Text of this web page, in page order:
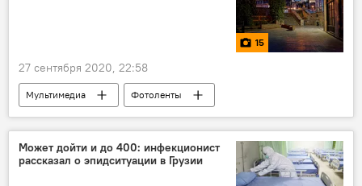
15
27 сентября 2020, 22:58
Мультимедиа
Фотоленты
ЭКОНОМИКА
Грузия
ТУРИЗМ
Коронавирус COVID-19
кризис
новости в фотографиях
фотография
Может дойти и до 400: инфекционист
рассказал о эпидситуации в Грузии